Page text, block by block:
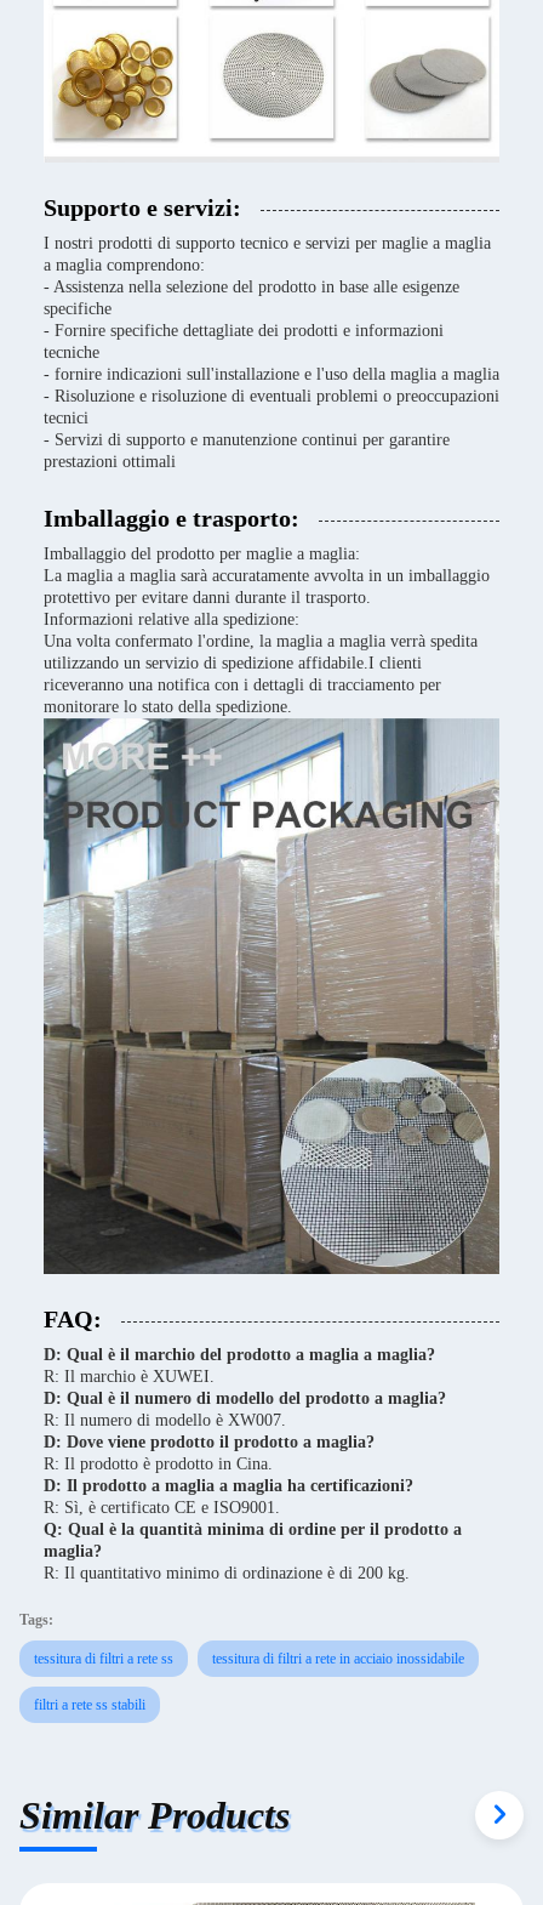
Supporto e servizi:
I nostri prodotti di supporto tecnico e servizi per maglie a maglia
a maglia comprendono:
- Assistenza nella selezione del prodotto in base alle esigenze
specifiche
- Fornire specifiche dettagliate dei prodotti e informazioni
tecniche
- fornire indicazioni sull'installazione e l'uso della maglia a maglia
- Risoluzione e risoluzione di eventuali problemi o preoccupazioni
tecnici
- Servizi di supporto e manutenzione continui per garantire
prestazioni ottimali
Imballaggio e trasporto:
Imballaggio del prodotto per maglie a maglia:
La maglia a maglia sarà accuratamente avvolta in un imballaggio
protettivo per evitare danni durante il trasporto.
Informazioni relative alla spedizione:
Una volta confermato l'ordine, la maglia a maglia verrà spedita
utilizzando un servizio di spedizione affidabile.I clienti
riceveranno una notifica con i dettagli di tracciamento per
monitorare lo stato della spedizione.
FAQ:
D: Qual è il marchio del prodotto a maglia a maglia?
R: Il marchio è XUWEI.
D: Qual è il numero di modello del prodotto a maglia?
R: Il numero di modello è XW007.
D: Dove viene prodotto il prodotto a maglia?
R: Il prodotto è prodotto in Cina.
D: Il prodotto a maglia a maglia ha certificazioni?
R: Sì, è certificato CE e ISO9001.
Q: Qual è la quantità minima di ordine per il prodotto a
maglia?
R: Il quantitativo minimo di ordinazione è di 200 kg.
Tags:
tessitura di filtri a rete ss tessitura di filtri a rete in acciaio inossidabile
filtri a rete ss stabili
Similar Products